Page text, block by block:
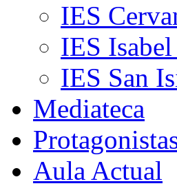
IES
IES
IES San
Mediateca
Aula Actual